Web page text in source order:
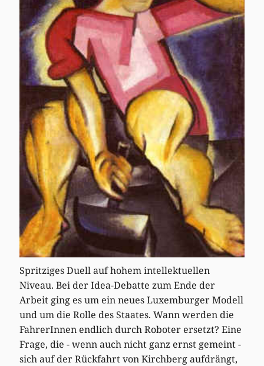
Spritziges Duell auf hohem intellektuellen
Niveau. Bei der Idea-Debatte zum Ende der
Arbeit ging es um ein neues Luxemburger Modell
und um die Rolle des Staates. Wann werden die
FahrerInnen endlich durch Roboter ersetzt? Eine
Frage, die - wenn auch nicht ganz ernst gemeint -
sich auf der Rückfahrt von Kirchberg aufdrängt,